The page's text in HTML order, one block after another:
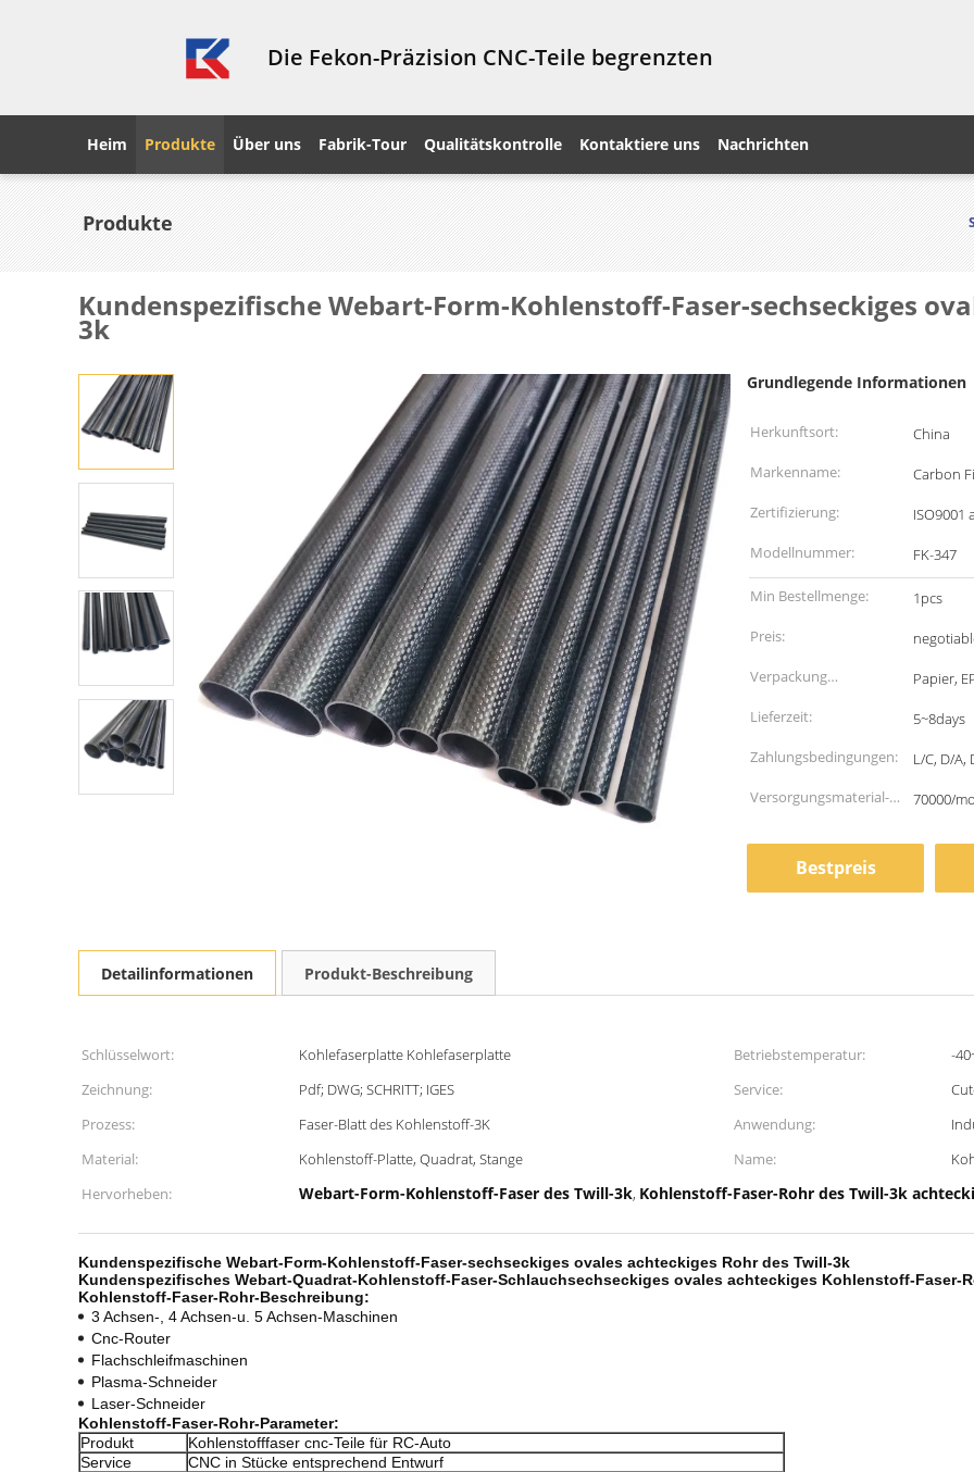
Die Fekon-Präzision CNC-Teile begrenzten
Heim Produkte Über uns Fabrik-Tour Qualitätskontrolle Kontaktiere uns Nachrichten
Produkte
Kundenspezifische Webart-Form-Kohlenstoff-Faser-sechseckiges
3k
Grundlegende Informationen
Herkunftsort:
China
Markenname:
Carbon
Zertifizierung:
ISO9001
Modellnummer:
FK-347
Min Bestellmenge:
1pcs
Preis:
Verpackung
Informationen:
Papier,
Lieferzeit:
5~8days
Zahlungsbedingungen:
L/C, D/A,
Versorgungsmaterial-
70000/
Bestpreis
Detailinformationen Produkt-Beschreibung
Schlüsselwort: Kohlefaserplatte Kohlefaserplatte Betriebstemperatur:
-
Zeichnung:
Pdf; DWG; SCHRITT; IGES Service:
Prozess:
Faser-Blatt des Kohlenstoff-3K Anwendung:
Material:
Kohlenstoff-Platte, Quadrat, Stange Name:
Hervorheben:
Webart-Form-Kohlenstoff-Faser des Twill-3k, Kohlenstoff-Faser-Rohr des Twill-3k
Kundenspezifische Webart-Form-Kohlenstoff-Faser-sechseckiges ovales achteckiges Rohr des Twill-3k
Kundenspezifisches Webart-Quadrat-Kohlenstoff-Faser-Schlauchsechseckiges ovales achteckiges Kohlenstoff-Faser-
Kohlenstoff-Faser-Rohr-Beschreibung:
3 Achsen-, 4 Achsen-u. 5 Achsen-Maschinen
Cnc-Router
Flachschleifmaschinen
Plasma-Schneider
Laser-Schneider
Kohlenstoff-Faser-Rohr-Parameter:
Produkt
Kohlenstofffaser cnc-Teile für RC-Auto
Service
CNC in Stücke entsprechend Entwurf